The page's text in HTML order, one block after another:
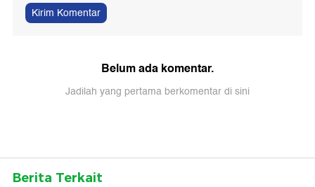
Kirim Komentar
Belum ada komentar.
Jadilah yang pertama berkomentar di sini
Berita Terkait